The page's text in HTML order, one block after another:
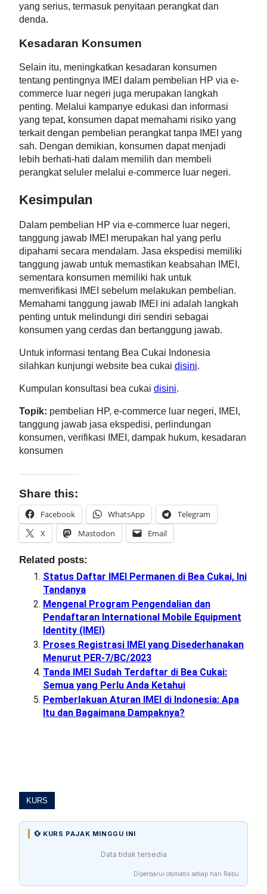
yang serius, termasuk penyitaan perangkat dan
denda.
Kesadaran Konsumen
Selain itu, meningkatkan kesadaran konsumen
tentang pentingnya IMEI dalam pembelian HP via e-
commerce luar negeri juga merupakan langkah
penting. Melalui kampanye edukasi dan informasi
yang tepat, konsumen dapat memahami risiko yang
terkait dengan pembelian perangkat tanpa IMEI yang
sah. Dengan demikian, konsumen dapat menjadi
lebih berhati-hati dalam memilih dan membeli
perangkat seluler melalui e-commerce luar negeri.
Kesimpulan
Dalam pembelian HP via e-commerce luar negeri,
tanggung jawab IMEI merupakan hal yang perlu
dipahami secara mendalam. Jasa ekspedisi memiliki
tanggung jawab untuk memastikan keabsahan IMEI,
sementara konsumen memiliki hak untuk
memverifikasi IMEI sebelum melakukan pembelian.
Memahami tanggung jawab IMEI ini adalah langkah
penting untuk melindungi diri sendiri sebagai
konsumen yang cerdas dan bertanggung jawab.
Untuk informasi tentang Bea Cukai Indonesia
silahkan kunjungi website bea cukai disini.
Kumpulan konsultasi bea cukai disini.
Topik: pembelian HP, e-commerce luar negeri, IMEI,
tanggung jawab jasa ekspedisi, perlindungan
konsumen, verifikasi IMEI, dampak hukum, kesadaran
konsumen
Share this:
Facebook WhatsApp
Telegram
X
Mastodon Email
Related posts:
Status Daftar IMEI Permanen di Bea Cukai, Ini
Tandanya
Mengenal Program Pengendalian dan
Pendaftaran International Mobile Equipment
Identity (IMEI)
Proses Registrasi IMEI yang Disederhanakan
Menurut PER-7/BC/2023
Tanda IMEI Sudah Terdaftar di Bea Cukai:
Semua yang Perlu Anda Ketahui
Pemberlakuan Aturan IMEI di Indonesia: Apa
Itu dan Bagaimana Dampaknya?
KURS
💱 KURS PAJAK MINGGU INI
Data tidak tersedia
Diperbarui otomatis setiap hari Rabu